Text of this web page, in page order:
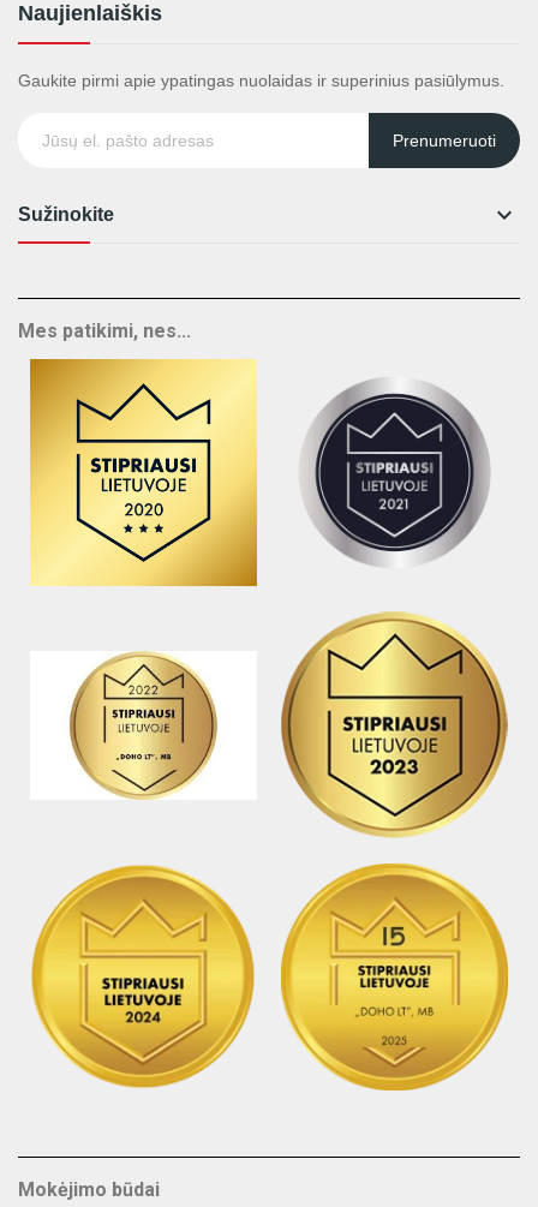
Naujienlaiškis
Gaukite pirmi apie ypatingas nuolaidas ir superinius pasiūlymus.
Prenumeruoti
Sužinokite 
Mes patikimi, nes...
Mokėjimo būdai